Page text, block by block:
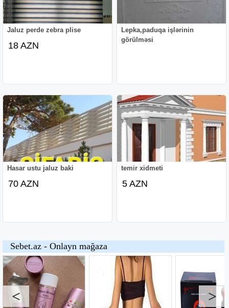
Jaluz perde zebra plise
18 AZN
Lepka,paduqa işlərinin
görülməsi
Hasar ustu jaluz baki
70 AZN
temir xidmeti
5 AZN